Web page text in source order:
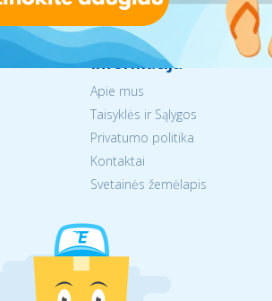
Informacija
Apie mus
Taisyklės ir Sąlygos
Privatumo politika
Kontaktai
Svetainės žemėlapis